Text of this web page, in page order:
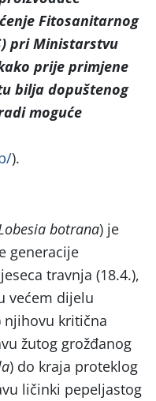
Fitosanitarnog
pri Ministarstvu
prije primjene
bilja dopuštenog
moguće
).
botrana) je
generacije
travnja (18.4.),
većem dijelu
njihovu kritična
žutog grožđanog
) do kraja proteklog
ličinki pepeljastog